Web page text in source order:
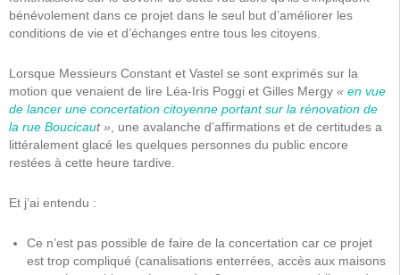
bénévolement dans ce projet dans le seul but d’améliorer les
conditions de vie et d’échanges entre tous les citoyens.
Lorsque Messieurs Constant et Vastel se sont exprimés sur la
motion que venaient de lire Léa-Iris Poggi et Gilles Mergy « en vue
de lancer une concertation citoyenne portant sur la rénovation de
la rue Boucicaut » , une avalanche d’affirmations et de certitudes a
littéralement glacé les quelques personnes du public encore
restées à cette heure tardive.
Et j’ai entendu :
Ce n’est pas possible de faire de la concertation car ce projet
est trop compliqué (canalisations enterrées, accès aux maisons